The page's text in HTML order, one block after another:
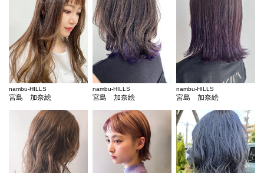
nambu-HILLS
宮島 加奈絵
nambu-HILLS
宮島 加奈絵
nambu-HILLS
宮島 加奈絵